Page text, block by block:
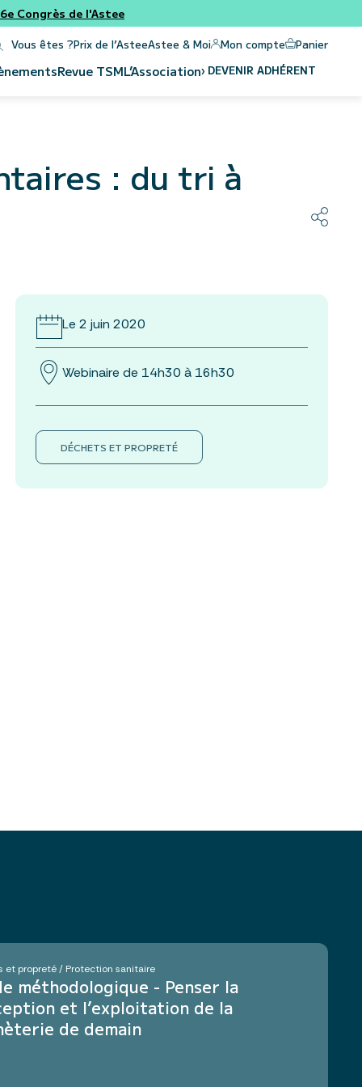
Congrès de l'Astee
Vous êtes ?Prix de l’AsteeAstee & Moi Mon compte Panier
Revue TSML’Association› DEVENIR ADHÉRENT
: du tri à
Le 2 juin 2020
Webinaire de 14h30 à 16h30
DÉCHETS ET PROPRETÉ
et propreté / Protection sanitaire
méthodologique - Penser la
et l’exploitation de la
de demain